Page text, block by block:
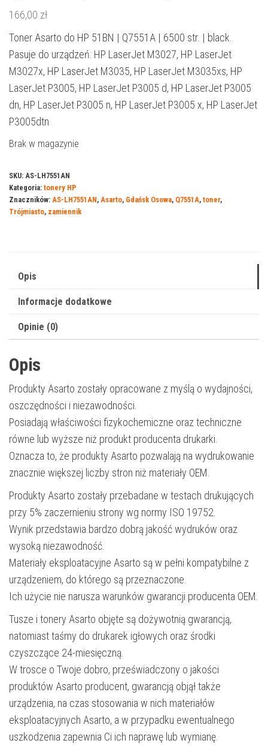
166,00 zł
Toner Asarto do HP 51BN | Q7551A | 6500 str. | black.
Pasuje do urządzeń: HP LaserJet M3027, HP LaserJet
M3027x, HP LaserJet M3035, HP LaserJet M3035xs, HP
LaserJet P3005, HP LaserJet P3005 d, HP LaserJet P3005
dn, HP LaserJet P3005 n, HP LaserJet P3005 x, HP LaserJet
P3005dtn
Brak w magazynie
SKU: AS-LH7551AN
Kategoria: tonery HP
Znaczników: AS-LH7551AN, Asarto, Gdańsk Osowa, Q7551A, toner,
Trójmiasto, zamiennik
Opis
Informacje dodatkowe
Opinie (0)
Opis
Produkty Asarto zostały opracowane z myślą o wydajności,
oszczędności i niezawodności.
Posiadają właściwości fizykochemiczne oraz techniczne
równe lub wyższe niż produkt producenta drukarki.
Oznacza to, że produkty Asarto pozwalają na wydrukowanie
znacznie większej liczby stron niż materiały OEM.
Produkty Asarto zostały przebadane w testach drukujących
przy 5% zaczernieniu strony wg normy ISO 19752.
Wynik przedstawia bardzo dobrą jakość wydruków oraz
wysoką niezawodność.
Materiały eksploatacyjne Asarto są w pełni kompatybilne z
urządzeniem, do którego są przeznaczone.
Ich użycie nie narusza warunków gwarancji producenta OEM.
Tusze i tonery Asarto objęte są dożywotnią gwarancją,
natomiast taśmy do drukarek igłowych oraz środki
czyszczące 24-miesięczną.
W trosce o Twoje dobro, przeświadczony o jakości
produktów Asarto producent, gwarancją objął także
urządzenia, na czas stosowania w nich materiałów
eksploatacyjnych Asarto, a w przypadku ewentualnego
uszkodzenia zapewnia Ci ich naprawę lub wymianę.